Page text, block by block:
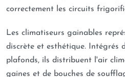
correctement les circuits
Les climatiseurs gainables
discrète et esthétique. Intégrés
plafonds, ils distribuent l'air
gaines et de bouches de